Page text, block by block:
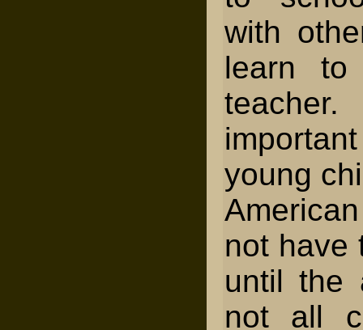
with
learn
young
not have
until the
not all